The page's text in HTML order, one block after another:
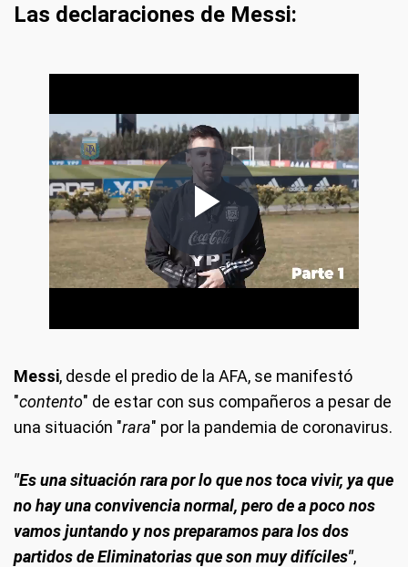
Las declaraciones de Messi:
Messi, desde el predio de la AFA, se manifestó
"contento" de estar con sus compañeros a pesar de
una situación "rara" por la pandemia de coronavirus.
"Es una situación rara por lo que nos toca vivir, ya que
no hay una convivencia normal, pero de a poco nos
vamos juntando y nos preparamos para los dos
partidos de Eliminatorias que son muy difíciles",